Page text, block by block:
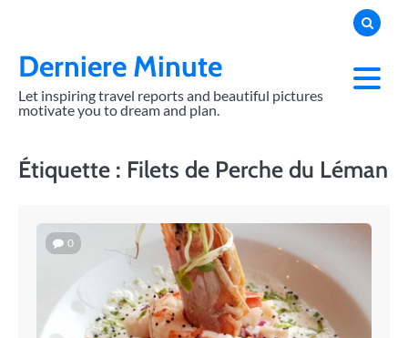
contentDerniere Minute
Let inspiring travel reports and beautiful pictures
motivate you to dream and plan.
Étiquette : Filets de Perche du Léman
0